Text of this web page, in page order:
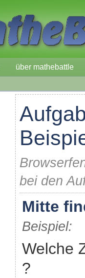
über mathebattle
bei den
Mitte
Beispiel:
Welche
?